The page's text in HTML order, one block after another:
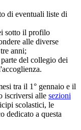
di eventuali liste di
sotto il profilo
alle diverse
anni;
del collegio dei
tra il 1° gennaio e il
iscriversi alle sezioni
scolastici, le
dedicato a questa